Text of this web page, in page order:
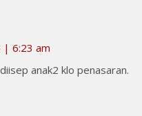
| 6:23 am
anak2 klo penasaran.